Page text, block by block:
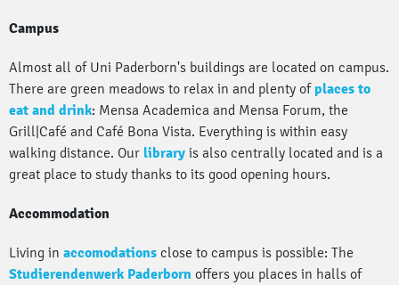
Campus
Almost all of Uni Paderborn's buildings are located on campus.
There are green meadows to relax in and plenty of places to
eat and drink: Mensa Academica and Mensa Forum, the
Grill|Café and Café Bona Vista. Everything is within easy
walking distance. Our library is also centrally located and is a
great place to study thanks to its good opening hours.
Accommodation
Living in accomodations close to campus is possible: The
Studierendenwerk Paderborn offers you places in halls of